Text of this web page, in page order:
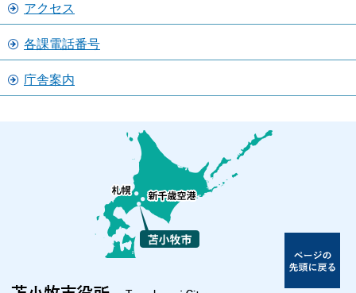
アクセス
各課電話番号
庁舎案内